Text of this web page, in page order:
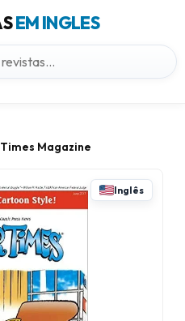
EM INGLES
Magazine
Inglês